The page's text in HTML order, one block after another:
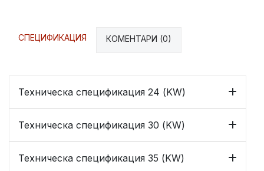
СПЕЦИФИКАЦИЯ КОМЕНТАРИ (0)
Техническа спецификация 24 (KW)
Техническа спецификация 30 (KW)
Техническа спецификация 35 (KW)